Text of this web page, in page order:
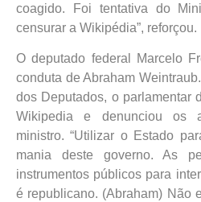
coagido. Foi tentativa do
censurar a Wikipédia”, reforçou.
O deputado federal Marcelo
conduta de Abraham
dos Deputados, o parlamentar
Wikipedia e denunciou os
ministro. “Utilizar o Estado
mania deste governo. As
instrumentos públicos para
é republicano. (Abraham) Não